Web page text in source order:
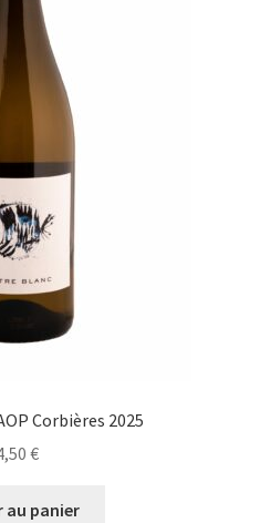
Corbières 2025
€
au panier